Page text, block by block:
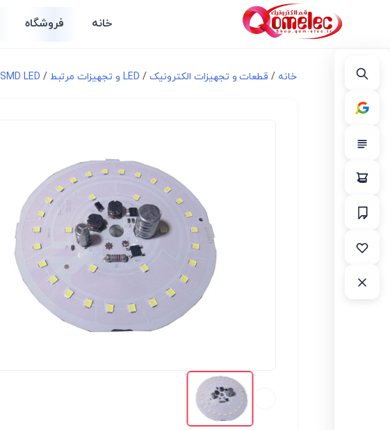
خانه فروشگاه
خانه / قطعات و تجهیزات الکترونیک / LED و تجهیزات مرتبط /
SMD LED